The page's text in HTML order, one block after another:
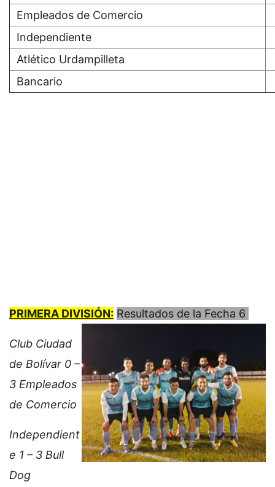
Empleados de Comercio
Independiente
Atlético Urdampilleta
Bancario
PRIMERA DIVISIÓN: Resultados de la Fecha 6
Club Ciudad
de Bolívar 0 –
3 Empleados
de Comercio
Independient
e 1 – 3 Bull
Dog